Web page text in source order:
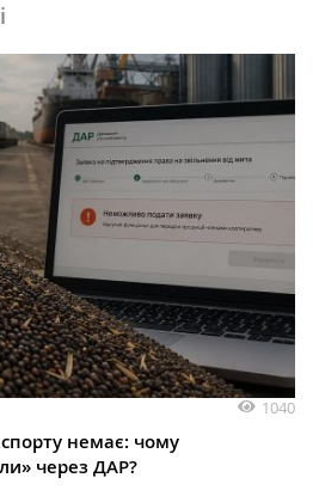
1040
немає: чому
через ДАР?